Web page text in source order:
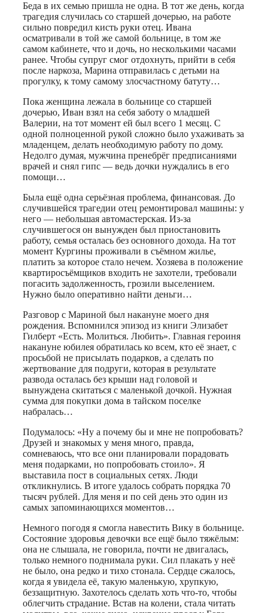
Беда в их семью пришла не одна. В тот же день, когда
трагедия случилась со старшей дочерью, на работе
сильно повредил кисть руки отец. Ивана
осматривали в той же самой больнице, в том же
самом кабинете, что и дочь, но несколькими часами
ранее. Чтобы супруг смог отдохнуть, прийти в себя
после наркоза, Марина отправилась с детьми на
прогулку, к тому самому злосчастному батуту…
Пока женщина лежала в больнице со старшей
дочерью, Иван взял на себя заботу о младшей
Валерии, на тот момент ей был всего 1 месяц. С
одной полноценной рукой сложно было ухаживать за
младенцем, делать необходимую работу по дому.
Недолго думая, мужчина пренебрёг предписаниями
врачей и снял гипс — ведь дочки нуждались в его
помощи…
Была ещё одна серьёзная проблема, финансовая. До
случившейся трагедии отец ремонтировал машины: у
него — небольшая автомастерская. Из-за
случившегося он вынужден был приостановить
работу, семья осталась без основного дохода. На тот
момент Кургины проживали в съёмном жилье,
платить за которое стало нечем. Хозяева в положение
квартиросъёмщиков входить не захотели, требовали
погасить задолженность, грозили выселением.
Нужно было оперативно найти деньги…
Разговор с Мариной был накануне моего дня
рождения. Вспомнился эпизод из книги Элизабет
Гилберт «Есть. Молиться. Любить». Главная героиня
накануне юбилея обратилась ко всем, кто её знает, с
просьбой не присылать подарков, а сделать по
жертвование для подруги, которая в результате
развода осталась без крыши над головой и
вынуждена скитаться с маленькой дочкой. Нужная
сумма для покупки дома в тайском поселке
набралась…
Подумалось: «Ну а почему бы и мне не попробовать?
Друзей и знакомых у меня много, правда,
сомневаюсь, что все они планировали порадовать
меня подарками, но попробовать стоило». Я
выставила пост в социальных сетях. Люди
откликнулись. В итоге удалось собрать порядка 70
тысяч рублей. Для меня и по сей день это один из
самых запоминающихся моментов…
Немного погодя я смогла навестить Вику в больнице.
Состояние здоровья девочки все ещё было тяжёлым:
она не слышала, не говорила, почти не двигалась,
только немного поднимала руки. Сил плакать у неё
не было, она редко и тихо стонала. Сердце сжалось,
когда я увидела её, такую маленькую, хрупкую,
беззащитную. Захотелось сделать хоть что-то, чтобы
облегчить страдание. Встав на колени, стала читать